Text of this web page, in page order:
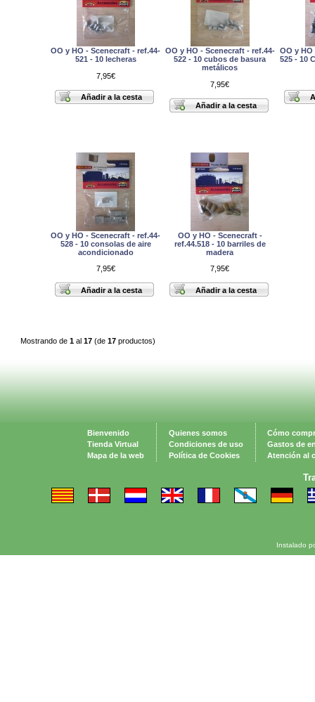
OO y HO - Scenecraft - ref.44-
521 - 10 lecheras
7,95€
OO y HO - Scenecraft - ref.44-
522 - 10 cubos de basura
metálicos
7,95€
OO y HO
525 - 10
OO y HO - Scenecraft - ref.44-
528 - 10 consolas de aire
acondicionado
7,95€
OO y HO - Scenecraft -
ref.44.518 - 10 barriles de
madera
7,95€
Mostrando de 1al 17(de 17productos)
Bienvenido
Tienda Virtual
Mapa de la web
Quienes somos
Condiciones de uso
Política de Cookies
Cómo
Gastos de
Atención al
Instalado